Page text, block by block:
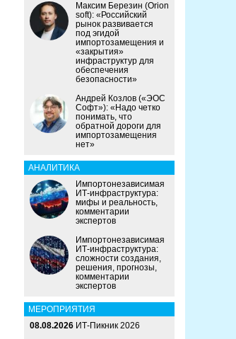
Максим Березин (Orion
soft): «Российский
рынок развивается
под эгидой
импортозамещения и
«закрытия»
инфраструктур для
обеспечения
безопасности»
Андрей Козлов («ЭОС
Софт»): «Надо четко
понимать, что
обратной дороги для
импортозамещения
нет»
АНАЛИТИКА
Импортонезависимая
ИТ-инфраструктура:
мифы и реальность,
комментарии
экспертов
Импортонезависимая
ИТ-инфраструктура:
сложности создания,
решения, прогнозы,
комментарии
экспертов
МЕРОПРИЯТИЯ
08.08.2026 ИТ-Пикник 2026